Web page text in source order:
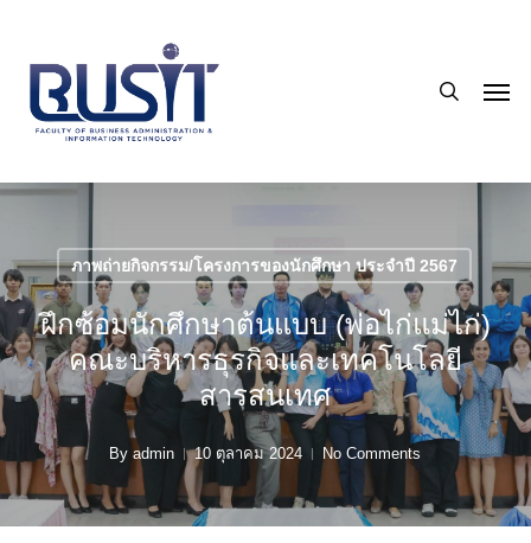
main
content
ภาพถ่ายกิจกรรม/โครงการของนักศึกษา ประจำปี 2567
ฝึกซ้อมนักศึกษาต้นแบบ (พ่อไก่แม่ไก่)
คณะบริหารธุรกิจและเทคโนโลยี
สารสนเทศ
By admin 10 ตุลาคม 2024 No Comments